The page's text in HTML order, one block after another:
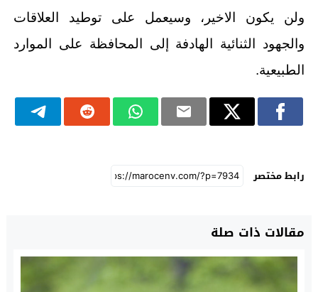
ولن يكون الاخير، وسيعمل على توطيد العلاقات
والجهود الثنائية الهادفة إلى المحافظة على الموارد
الطبيعية.
رابط مختصر
مقالات ذات صلة